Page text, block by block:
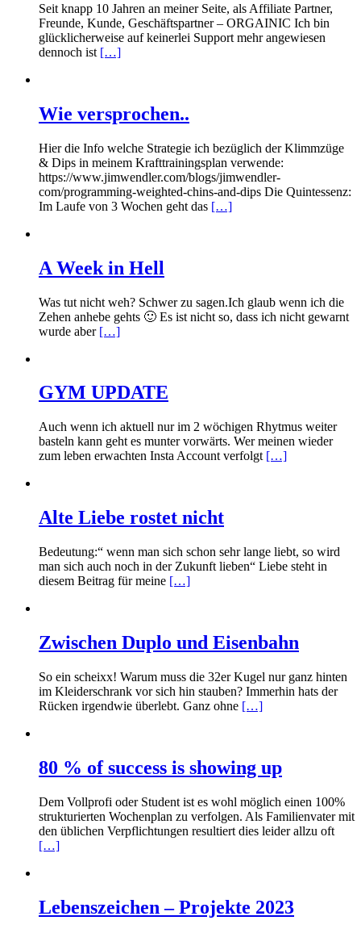
Seit knapp 10 Jahren an meiner Seite, als Affiliate Partner,
Freunde, Kunde, Geschäftspartner – ORGAINIC Ich bin
glücklicherweise auf keinerlei Support mehr angewiesen
dennoch ist […]
Wie versprochen..
Hier die Info welche Strategie ich bezüglich der Klimmzüge
& Dips in meinem Krafttrainingsplan verwende:
https://www.jimwendler.com/blogs/jimwendler-
com/programming-weighted-chins-and-dips Die Quintessenz:
Im Laufe von 3 Wochen geht das […]
A Week in Hell
Was tut nicht weh? Schwer zu sagen.Ich glaub wenn ich die
Zehen anhebe gehts 🙂 Es ist nicht so, dass ich nicht gewarnt
wurde aber […]
GYM UPDATE
Auch wenn ich aktuell nur im 2 wöchigen Rhytmus weiter
basteln kann geht es munter vorwärts. Wer meinen wieder
zum leben erwachten Insta Account verfolgt […]
Alte Liebe rostet nicht
Bedeutung:“ wenn man sich schon sehr lange liebt, so wird
man sich auch noch in der Zukunft lieben“ Liebe steht in
diesem Beitrag für meine […]
Zwischen Duplo und Eisenbahn
So ein scheixx! Warum muss die 32er Kugel nur ganz hinten
im Kleiderschrank vor sich hin stauben? Immerhin hats der
Rücken irgendwie überlebt. Ganz ohne […]
80 % of success is showing up
Dem Vollprofi oder Student ist es wohl möglich einen 100%
strukturierten Wochenplan zu verfolgen. Als Familienvater mit
den üblichen Verpflichtungen resultiert dies leider allzu oft
[…]
Lebenszeichen – Projekte 2023